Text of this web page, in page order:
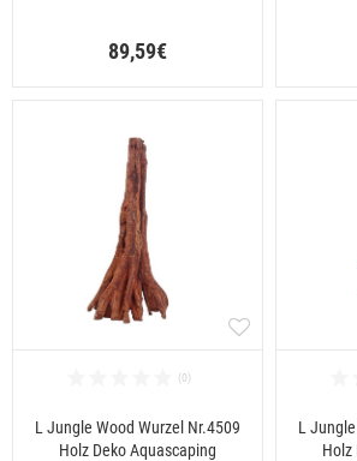
89,59€
L Jungle Wood Wurzel Nr.4509
Holz Deko Aquascaping
L
Holz